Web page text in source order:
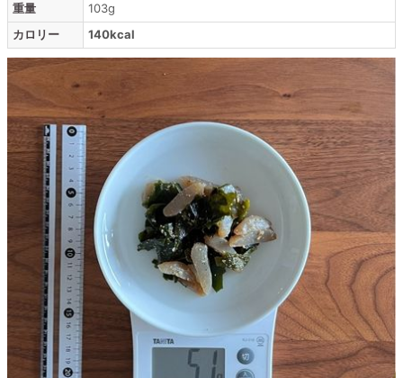
重量
103g
カロリー
140kcal